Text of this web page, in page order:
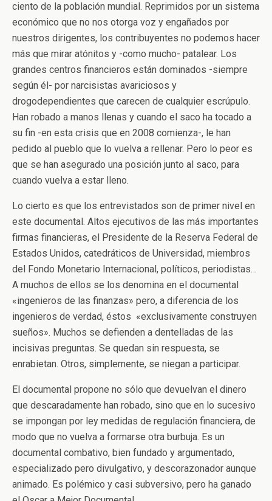
ciento de la población mundial. Reprimidos por un sistema
económico que no nos otorga voz y engañados por
nuestros dirigentes, los contribuyentes no podemos hacer
más que mirar atónitos y -como mucho- patalear. Los
grandes centros financieros están dominados -siempre
según él- por narcisistas avariciosos y
drogodependientes que carecen de cualquier escrúpulo.
Han robado a manos llenas y cuando el saco ha tocado a
su fin -en esta crisis que en 2008 comienza-, le han
pedido al pueblo que lo vuelva a rellenar. Pero lo peor es
que se han asegurado una posición junto al saco, para
cuando vuelva a estar lleno.
Lo cierto es que los entrevistados son de primer nivel en
este documental. Altos ejecutivos de las más importantes
firmas financieras, el Presidente de la Reserva Federal de
Estados Unidos, catedráticos de Universidad, miembros
del Fondo Monetario Internacional, políticos, periodistas…
A muchos de ellos se los denomina en el documental
«ingenieros de las finanzas» pero, a diferencia de los
ingenieros de verdad, éstos «exclusivamente construyen
sueños». Muchos se defienden a dentelladas de las
incisivas preguntas. Se quedan sin respuesta, se
enrabietan. Otros, simplemente, se niegan a participar.
El documental propone no sólo que devuelvan el dinero
que descaradamente han robado, sino que en lo sucesivo
se impongan por ley medidas de regulación financiera, de
modo que no vuelva a formarse otra burbuja. Es un
documental combativo, bien fundado y argumentado,
especializado pero divulgativo, y descorazonador aunque
animado. Es polémico y casi subversivo, pero ha ganado